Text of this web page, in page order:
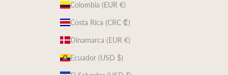
Colombia (EUR €)
Costa Rica (CRC ₡)
Dinamarca (EUR €)
Ecuador (USD $)